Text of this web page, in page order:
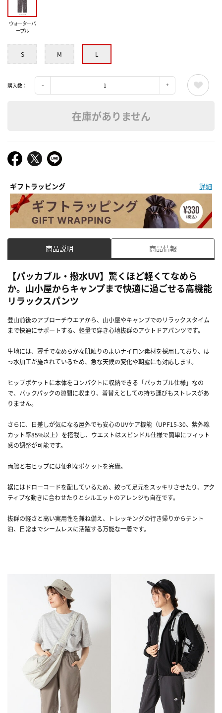
ウォーターパ
ープル
S M L
購入数：
在庫がありません
ギフトラッピング 詳細
商品説明 商品情報
【パッカブル・撥水UV】驚くほど軽くてなめら
か。山小屋からキャンプまで快適に過ごせる高機能
リラックスパンツ
登山前後のアプローチウエアから、山小屋やキャンプでのリラックスタイム
まで快適にサポートする、軽量で穿き心地抜群のアウトドアパンツです。
生地には、薄手でなめらかな肌触りのよいナイロン素材を採用しており、は
っ水加工が施されているため、急な天候の変化や朝露にも対応します。
ヒップポケットに本体をコンパクトに収納できる「パッカブル仕様」なの
で、バックパックの隙間に収まり、着替えとしての持ち運びもストレスがあ
りません。
さらに、日差しが気になる屋外でも安心のUVケア機能（UPF15-30、紫外線
カット率85%以上）を搭載し、ウエストはスピンドル仕様で簡単にフィット
感の調整が可能です。
両脇と右ヒップには便利なポケットを完備。
裾にはドローコードを配しているため、絞って足元をスッキリさせたり、アク
ティブな動きに合わせたりとシルエットのアレンジも自在です。
抜群の軽さと高い実用性を兼ね備え、トレッキングの行き帰りからテント
泊、日常までシームレスに活躍する万能な一着です。